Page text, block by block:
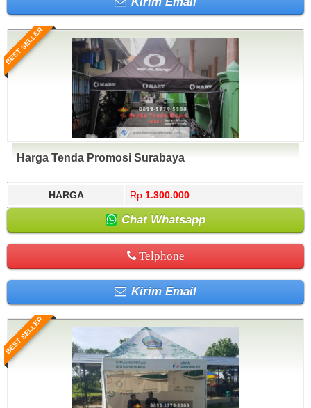
BEST SELLER
Harga Tenda Promosi Surabaya
HARGA Rp. 1.300.000
Chat Whatsapp
Telphone
Kirim Email
BEST SELLER